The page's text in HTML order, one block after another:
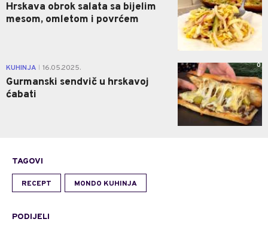
Hrskava obrok salata sa bijelim
mesom, omletom i povrćem
KUHINJA 16.05.2025.
Gurmanski sendvič u hrskavoj
ćabati
0
TAGOVI
RECEPT MONDO KUHINJA
PODIJELI